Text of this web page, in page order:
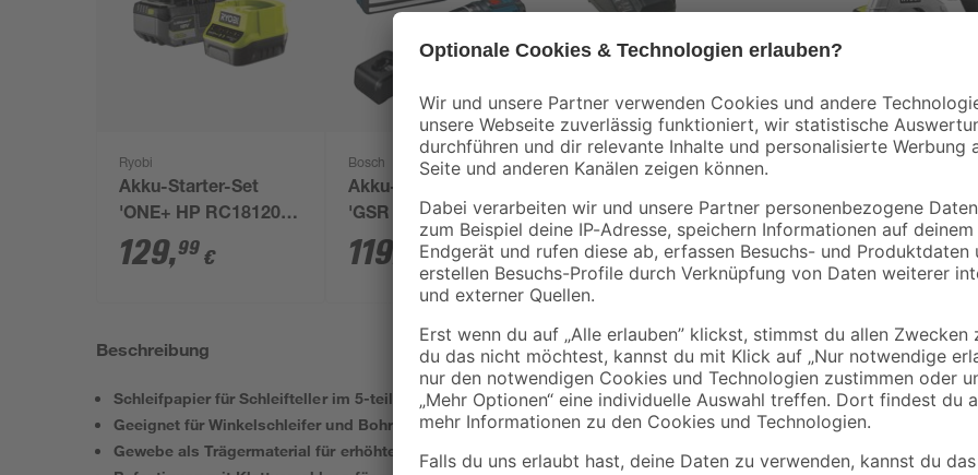
Ryobi
Akku-Starter-Set
'ONE+ HP RC18120-
150X' 18 V 5,0 Ah mit
Akku und Ladegerät
129,99 €
Bosch
Akku-Bohrschrauber
'GSR 12V-15
Professional' mit 2
Akkus, Tasche und
Zubehörset
119 99€
Einhell
'Power X-Change'
Ladegerät und Akku
18 V 2,5 Ah
29,99€
'ONE+ R18CS-0'
Akku, Ø 165 mm
99, 99€
Beschreibung
Schleifpapier für Schleifteller im 5-teiligen Set
Geeignet für Winkelschleifer und Bohrmaschine
Gewebe als Trägermaterial für erhöhte Lebensdauer
Das ungelochte Schleifblatt-Set
groben oder feinen Abtrag planer
Glättung rauer Holzoberflächen.
von Schleifpapier bearbeitet